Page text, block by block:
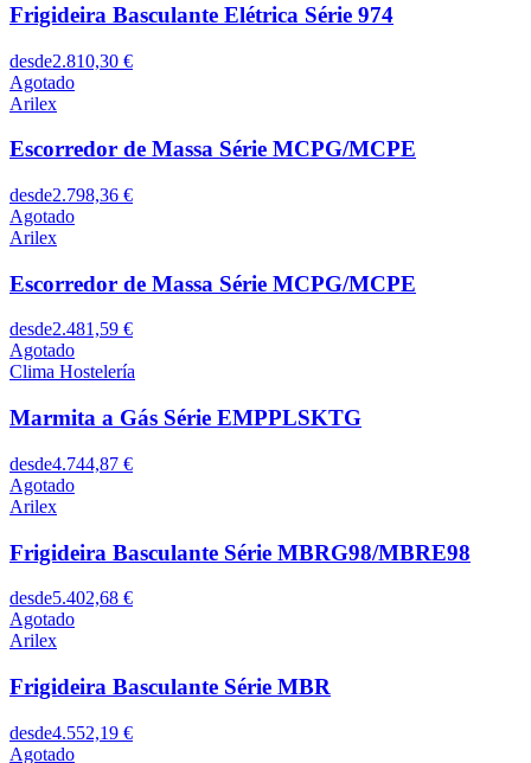
Frigideira Basculante Elétrica Série 974
desde2.810,30 €
Agotado
Arilex
Escorredor de Massa Série MCPG/MCPE
desde2.798,36 €
Agotado
Arilex
Escorredor de Massa Série MCPG/MCPE
desde2.481,59 €
Agotado
Clima Hostelería
Marmita a Gás Série EMPPLSKTG
desde4.744,87 €
Agotado
Arilex
Frigideira Basculante Série MBRG98/MBRE98
desde5.402,68 €
Agotado
Arilex
Frigideira Basculante Série MBR
desde4.552,19 €
Agotado